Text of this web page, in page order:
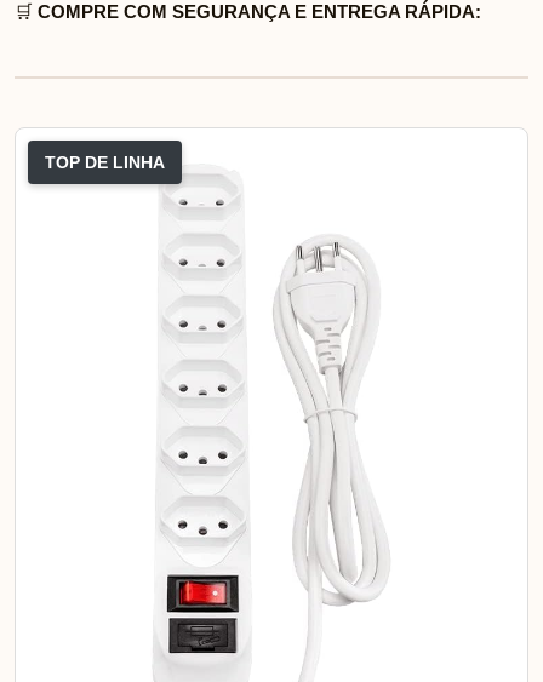
🛒 COMPRE COM SEGURANÇA E ENTREGA RÁPIDA:
TOP DE LINHA